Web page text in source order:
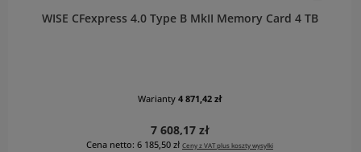
WISE CFexpress 4.0 Type B MkII Memory Card 4 TB
Warianty4 871,42 zł
Cena regularna:
7 608,17 zł
Cena netto: 6 185,50 zł Ceny z VAT plus koszty wysyłki